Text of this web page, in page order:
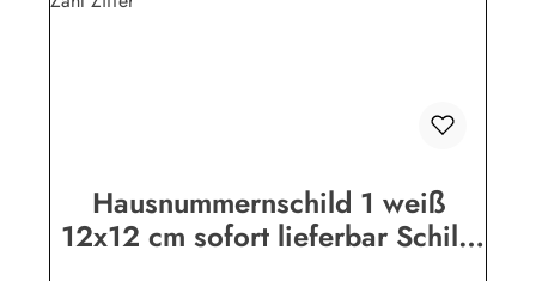
Hausnummernschild 1 weiß
12x12 cm sofort lieferbar Schild